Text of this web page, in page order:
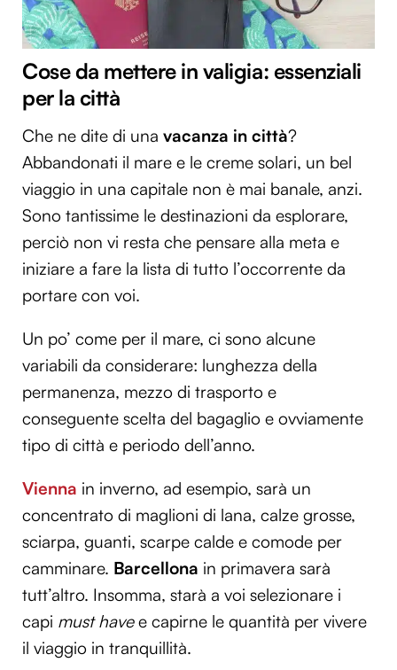
Cose da mettere in valigia: essenziali
per la città
Che ne dite di una vacanza in città?
Abbandonati il mare e le creme solari, un bel
viaggio in una capitale non è mai banale, anzi.
Sono tantissime le destinazioni da esplorare,
perciò non vi resta che pensare alla meta e
iniziare a fare la lista di tutto l’occorrente da
portare con voi.
Un po’ come per il mare, ci sono alcune
variabili da considerare: lunghezza della
permanenza, mezzo di trasporto e
conseguente scelta del bagaglio e ovviamente
tipo di città e periodo dell’anno.
Vienna in inverno, ad esempio, sarà un
concentrato di maglioni di lana, calze grosse,
sciarpa, guanti, scarpe calde e comode per
camminare. Barcellona in primavera sarà
tutt’altro. Insomma, starà a voi selezionare i
capi must havee capirne le quantità per vivere
il viaggio in tranquillità.